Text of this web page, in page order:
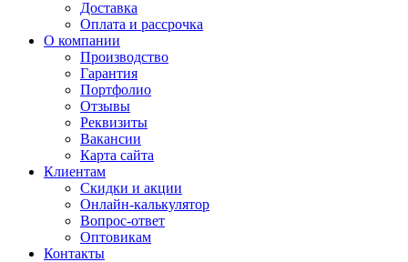
Доставка
Оплата и рассрочка
О компании
Производство
Гарантия
Портфолио
Отзывы
Реквизиты
Вакансии
Карта сайта
Клиентам
Скидки и акции
Онлайн-калькулятор
Вопрос-ответ
Оптовикам
Контакты